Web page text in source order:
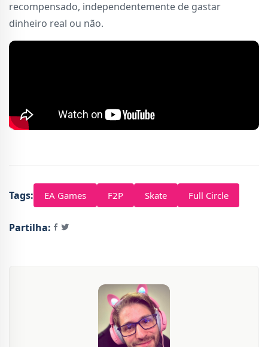
recompensado, independentemente de gastar
dinheiro real ou não.
Tags: EA Games F2P Skate Full Circle
Partilha: